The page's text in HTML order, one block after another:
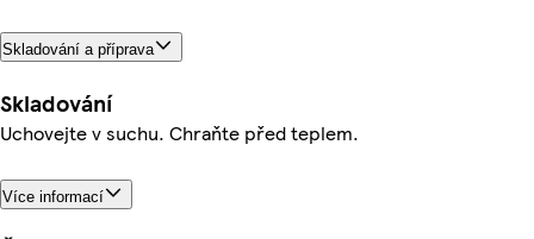
Skladování a příprava
Skladování
Uchovejte v suchu. Chraňte před teplem.
Více informací